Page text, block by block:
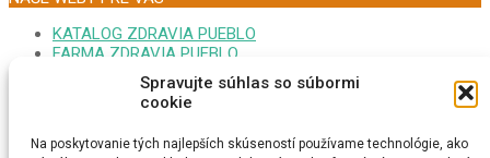
Spravujte súhlas so súbormi
cookie
Na poskytovanie tých najlepších skúseností používame technológie, ako
KATALOG ZDRAVIA PUEBLO
FARMA ZDRAVIA PUEBLO
FORUM EZOTERIKA DARINA
MONITOR GOOPLEX SASA
FORUM ZDRAVIA DARINA
MEDITÁCIA SAŠA PUEBLO